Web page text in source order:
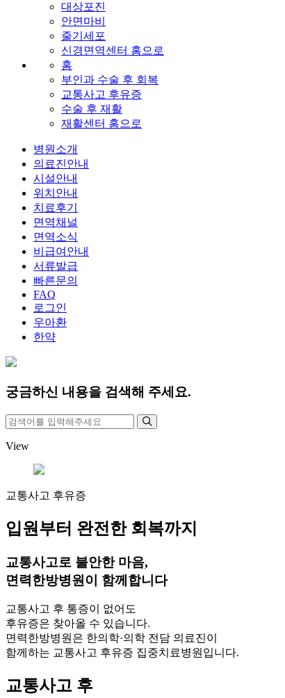
대상포진
안면마비
줄기세포
신경면역센터 홈으로
홈
부인과 수술 후 회복
교통사고 후유증
수술 후 재활
재활센터 홈으로
병원소개
의료진안내
시설안내
위치안내
치료후기
면역채널
면역소식
비급여안내
서류발급
빠른문의
FAQ
로그인
우아환
한약
궁금하신 내용을 검색해 주세요.
View
교통사고 후유증
입원부터 완전한 회복까지
교통사고로 불안한 마음,
면력한방병원이 함께합니다
교통사고 후 통증이 없어도
후유증은 찾아올 수 있습니다.
면력한방병원은 한의학·의학 전담 의료진이
함께하는 교통사고 후유증 집중치료병원입니다.
교통사고 후